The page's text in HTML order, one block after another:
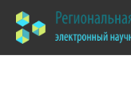
содержимому